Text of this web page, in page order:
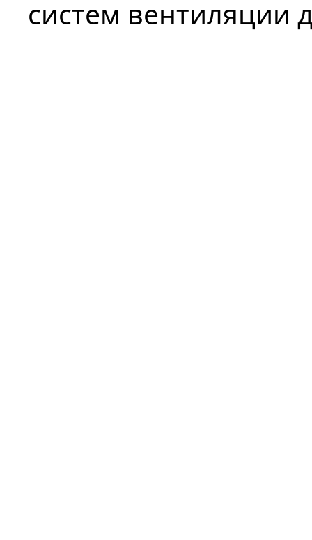
систем вентиляции